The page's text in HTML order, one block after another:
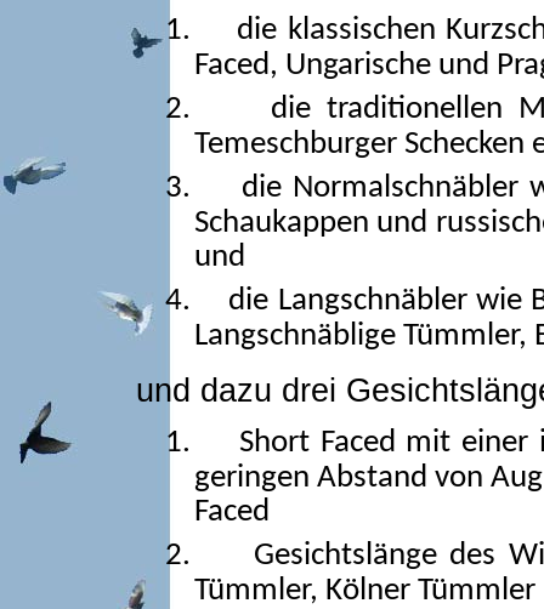
1.
die klassischen
Faced, Ungarische und
2.
die traditionellen
Temeschburger Schecken
3.
die Normalschnäbler
Schaukappen und
und
4.
die Langschnäbler wie
Langschnäblige Tümmler,
und dazu drei
1.
Short Faced mit
geringen Abstand von
Faced
2.
Gesichtslänge des
Tümmler, Kölner